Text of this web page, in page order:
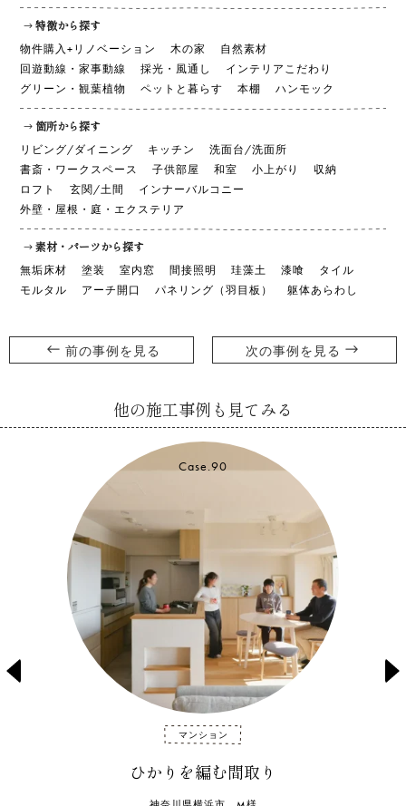
特徴から探す
物件購入+リノベーション 木の家
自然素材
回遊動線・家事動線
採光・風通し
インテリアこだわり
グリーン・観葉植物
ペットと暮らす 本棚 ハンモック
箇所から探す
リビング/ダイニング キッチン
洗面台/洗面所
書斎・ワークスペース
子供部屋 和室 小上がり
収納
ロフト
玄関/土間
インナーバルコニー
外壁・屋根・庭・エクステリア
素材・パーツから探す
無垢床材 塗装 室内窓 間接照明 珪藻土 漆喰
タイル
モルタル
アーチ開口 パネリング（羽目板） 躯体あらわし
前の事例を見る 次の事例を見る
他の施工事例も見てみる
Case.89
マンション
からだ想いを重ねて
prev